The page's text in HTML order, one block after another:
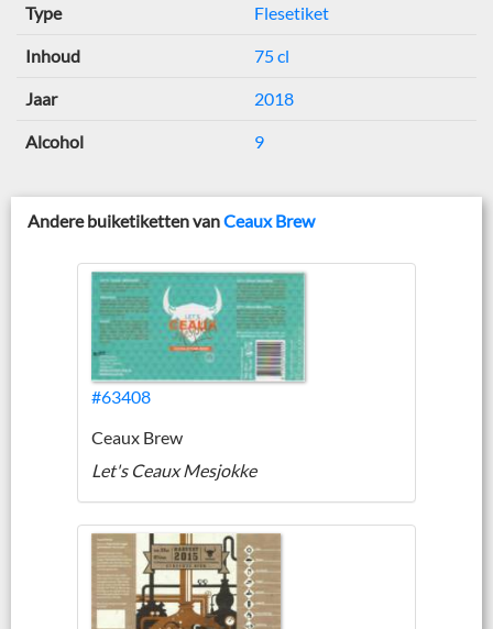
Type Flesetiket
Inhoud 75 cl
Jaar 2018
Alcohol 9
Andere buiketiketten vanCeaux Brew
#63408
Ceaux Brew
Let's Ceaux Mesjokke